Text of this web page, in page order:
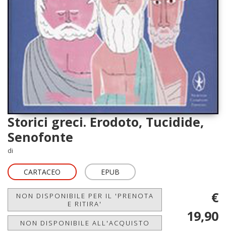
Storici greci. Erodoto, Tucidide,
Senofonte
di
CARTACEO EPUB
NON DISPONIBILE PER IL 'PRENOTA
E RITIRA'
NON DISPONIBILE ALL'ACQUISTO
€
19,90